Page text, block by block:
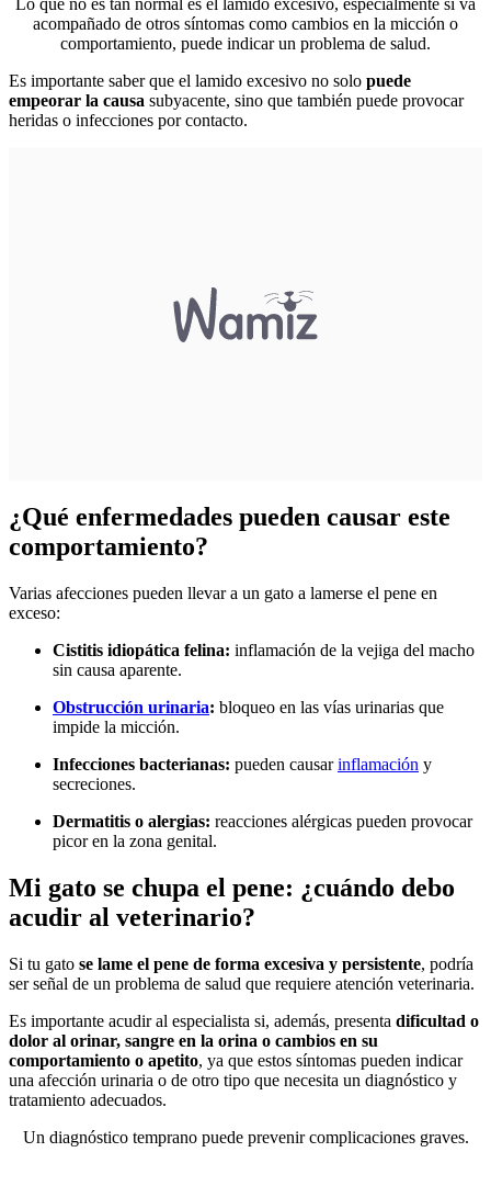
Lo que no es tan normal es el lamido excesivo, especialmente si va
acompañado de otros síntomas como cambios en la micción o
comportamiento, puede indicar un problema de salud.
Es importante saber que el lamido excesivo no solo puede
empeorar la causa subyacente, sino que también puede provocar
heridas o infecciones por contacto.
¿Qué enfermedades pueden causar este
comportamiento?
Varias afecciones pueden llevar a un gato a lamerse el pene en
exceso:
Cistitis idiopática felina: inflamación de la vejiga del macho
sin causa aparente.
Obstrucción urinaria: bloqueo en las vías urinarias que
impide la micción.
Infecciones bacterianas: pueden causarinflamación y
secreciones.
Dermatitis o alergias: reacciones alérgicas pueden provocar
picor en la zona genital.
Mi gato se chupa el pene: ¿cuándo debo
acudir al veterinario?
Si tu gato se lame el pene de forma excesiva y persistente, podría
ser señal de un problema de salud que requiere atención veterinaria.
Es importante acudir al especialista si, además, presenta dificultad o
dolor al orinar, sangre en la orina o cambios en su
comportamiento o apetito, ya que estos síntomas pueden indicar
una afección urinaria o de otro tipo que necesita un diagnóstico y
tratamiento adecuados.
Un diagnóstico temprano puede prevenir complicaciones graves.